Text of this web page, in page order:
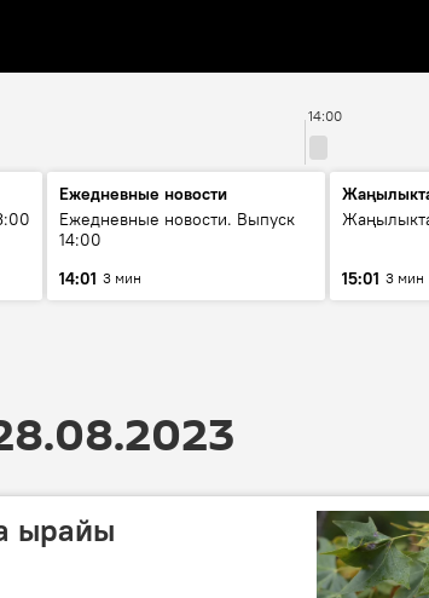
14:00
Ежедневные новости
Ежедневные новости. Выпуск
14:00
14:01 3 мин 15:01 3 мин
ырайы